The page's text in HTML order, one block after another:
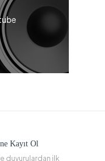
Kayıt Ol
duyurulardan ilk